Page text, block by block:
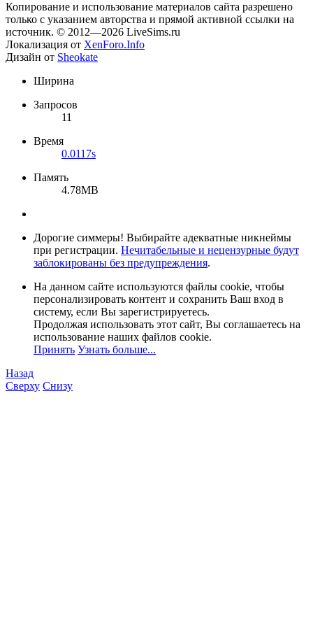
Копирование и использование материалов сайта разрешено
только с указанием авторства и прямой активной ссылки на
источник. © 2012—2026 LiveSims.ru
Локализация от XenForo.Info
Дизайн от Sheokate
Ширина
Запросов
11
Время
0.0117s
Память
4.78MB
Дорогие симмеры! Выбирайте адекватные никнеймы
при регистрации. Нечитабельные и нецензурные будут
заблокированы без предупреждения.
На данном сайте используются файлы cookie, чтобы
персонализировать контент и сохранить Ваш вход в
систему, если Вы зарегистрируетесь.
Продолжая использовать этот сайт, Вы соглашаетесь на
использование наших файлов cookie.
Принять Узнать больше...
Назад
Сверху Снизу